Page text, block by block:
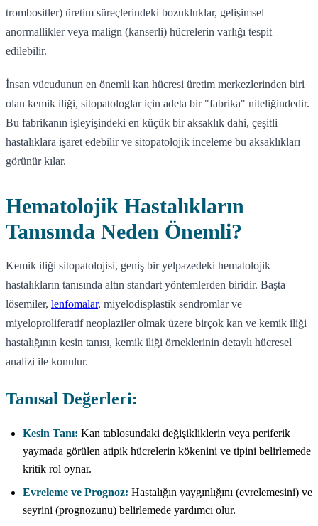
trombositler) üretim süreçlerindeki bozukluklar, gelişimsel
anormallikler veya malign (kanserli) hücrelerin varlığı tespit
edilebilir.
İnsan vücudunun en önemli kan hücresi üretim merkezlerinden biri
olan kemik iliği, sitopatologlar için adeta bir "fabrika" niteliğindedir.
Bu fabrikanın işleyişindeki en küçük bir aksaklık dahi, çeşitli
hastalıklara işaret edebilir ve sitopatolojik inceleme bu aksaklıkları
görünür kılar.
Hematolojik Hastalıkların
Tanısında Neden Önemli?
Kemik iliği sitopatolojisi, geniş bir yelpazedeki hematolojik
hastalıkların tanısında altın standart yöntemlerden biridir. Başta
lösemiler, lenfomalar, miyelodisplastik sendromlar ve
miyeloproliferatif neoplaziler olmak üzere birçok kan ve kemik iliği
hastalığının kesin tanısı, kemik iliği örneklerinin detaylı hücresel
analizi ile konulur.
Tanısal Değerleri:
Kesin Tanı: Kan tablosundaki değişikliklerin veya periferik
yaymada görülen atipik hücrelerin kökenini ve tipini belirlemede
kritik rol oynar.
Evreleme ve Prognoz: Hastalığın yaygınlığını (evrelemesini) ve
seyrini (prognozunu) belirlemede yardımcı olur.